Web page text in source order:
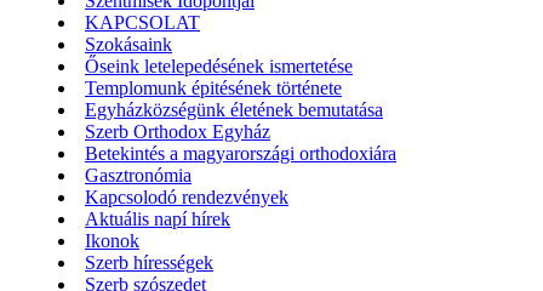
KAPCSOLAT
Szokásaink
Őseink letelepedésének ismertetése
Templomunk épitésének története
Egyházközségünk életének bemutatása
Szerb Orthodox Egyház
Betekintés a magyarországi orthodoxiára
Gasztronómia
Kapcsolodó rendezvények
Aktuális napí hírek
Ikonok
Szerb hírességek
Szerb szószedet